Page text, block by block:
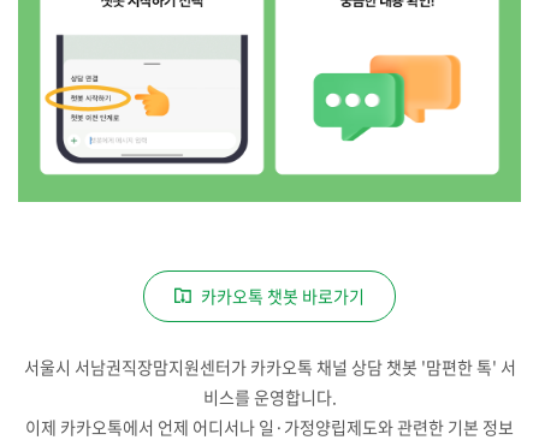
카카오톡 챗봇 바로가기
서울시 서남권직장맘지원센터가 카카오톡 채널 상담 챗봇 '맘편한 톡' 서
비스를 운영합니다.
이제 카카오톡에서 언제 어디서나 일·가정양립제도와 관련한 기본 정보